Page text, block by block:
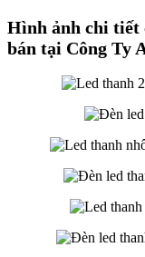
Hình ảnh chi tiết
bán tại Công Ty